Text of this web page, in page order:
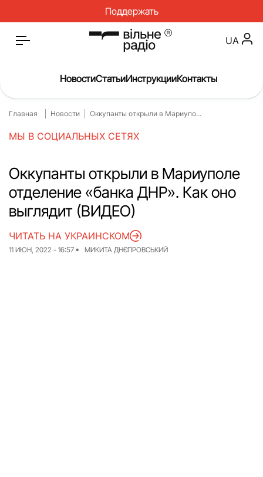
Поддержать
Главная
О нас
Спорт
Интервью
Досье
Блог
UA
НовостиСтатьиИнструкцииКонтакты
Главная Новости Оккупанты открыли в Мариупо...
МЫ В СОЦИАЛЬНЫХ СЕТЯХ
Оккупанты открыли в Мариуполе
отделение «банка ДНР». Как оно
выглядит (ВИДЕО)
11 ИЮН, 2022 - 16:57 МИКИТА ДНЄПРОВСЬКИЙ
ЧИТАТЬ НА УКРАИНСКОМ